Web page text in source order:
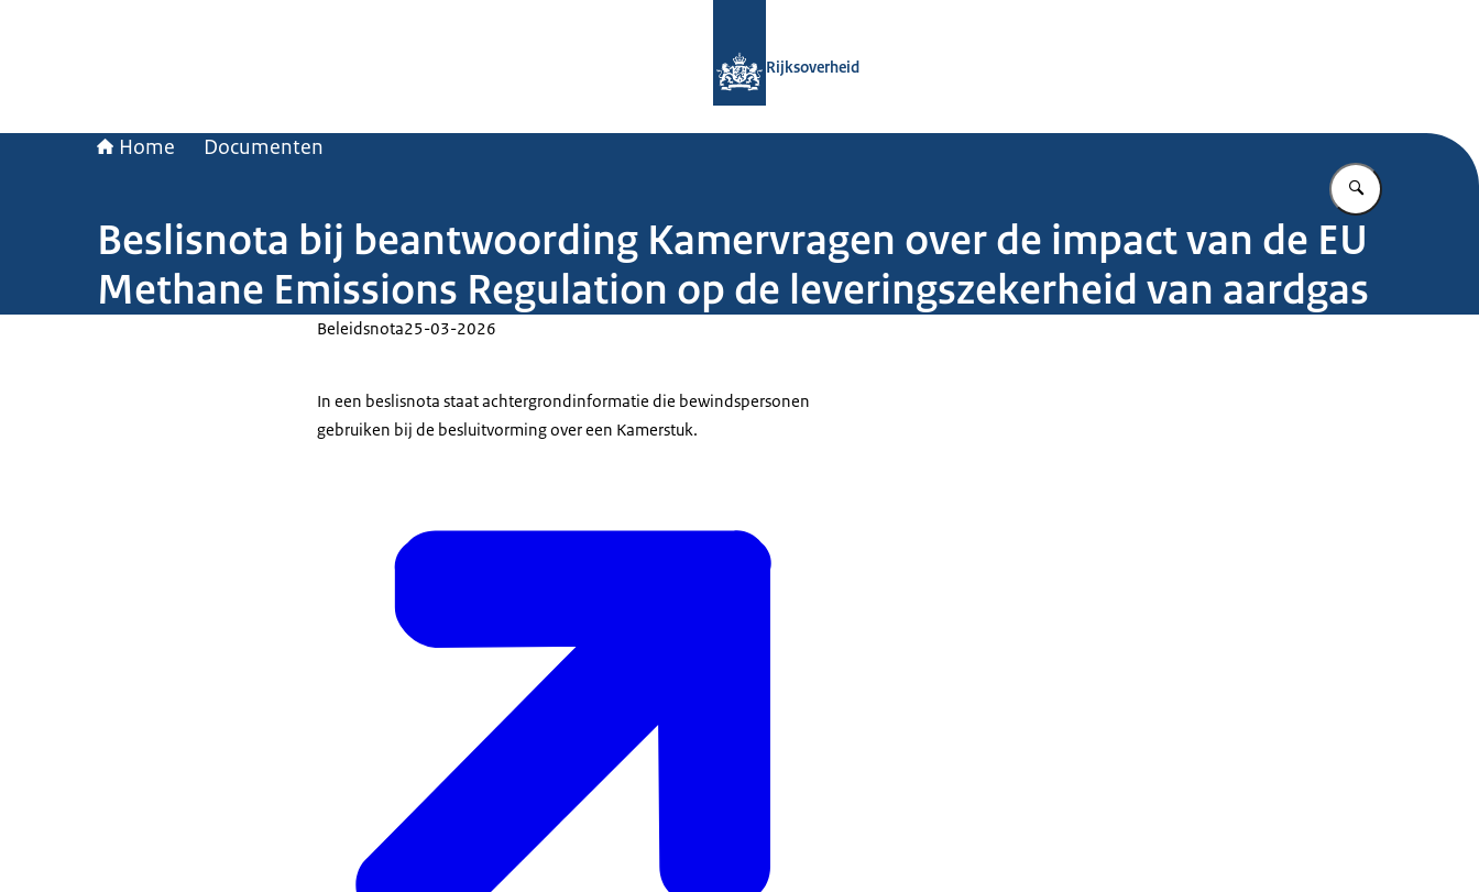
Rijksoverheid
Home Documenten
Vul in wat u
Beslisnota bij beantwoording Kamervragen over de impact van de EU
Methane Emissions Regulation op de leveringszekerheid van aardgas
Beleidsnota25-03-2026
In een beslisnota staat achtergrondinformatie die bewindspersonen
gebruiken bij de besluitvorming over een Kamerstuk.